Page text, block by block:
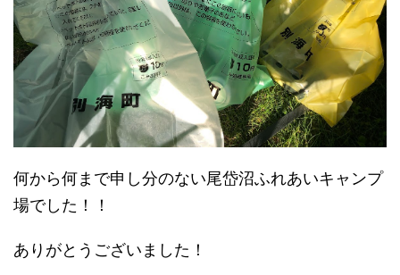
何から何まで申し分のない尾岱沼ふれあいキャンプ
場でした！！
ありがとうございました！